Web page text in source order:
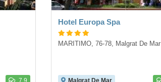
7.9
Hotel Europa Spa
MARITIMO, 76-78, Malgrat De Mar
Malgrat De Mar